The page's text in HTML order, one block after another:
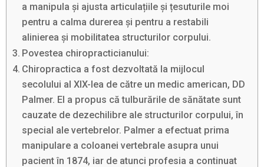
a manipula și ajusta articulațiile și țesuturile moi
pentru a calma durerea și pentru a restabili
alinierea și mobilitatea structurilor corpului.
Povestea chiropracticianului:
Chiropractica a fost dezvoltată la mijlocul
secolului al XIX-lea de către un medic american, DD
Palmer. El a propus că tulburările de sănătate sunt
cauzate de dezechilibre ale structurilor corpului, în
special ale vertebrelor. Palmer a efectuat prima
manipulare a coloanei vertebrale asupra unui
pacient în 1874, iar de atunci profesia a continuat